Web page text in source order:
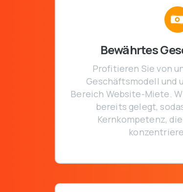
Bewährtes
Profitieren Sie von
Geschäftsmodell und
Bereich Website-Miete.
bereits gelegt,
Kernkompetenz,